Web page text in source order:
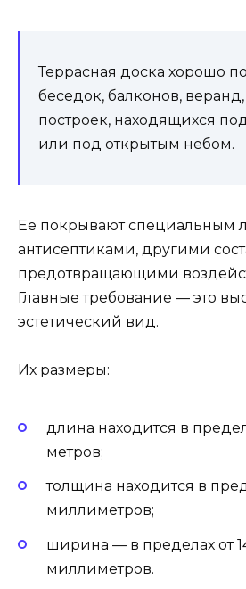
Террасная доска хорошо
беседок, балконов,
построек, находящихся
или под открытым небом.
Ее покрывают специальным
антисептиками, другими
предотвращающими
Главные требование — это
эстетический вид.
Их размеры:
длина находится в
метров;
толщина находится в
миллиметров;
ширина — в пределах от
миллиметров.